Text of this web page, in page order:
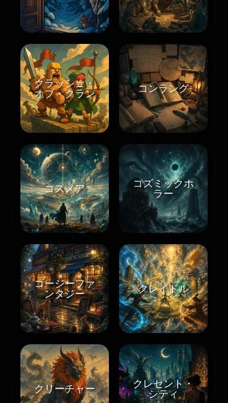
クラッシュ・
オブ・クラン
コンラング
コスメア
コズミックホ
ラー
コージーファ
ンタジー
クレイドル
クリーチャー
クレセント・
シティ